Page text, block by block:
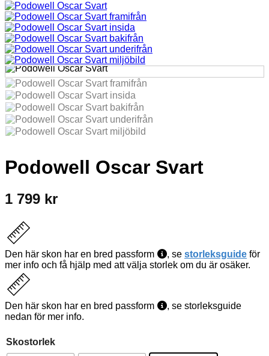
Podowell Oscar Svart
1 799 kr
Den här skon har en bred passform , se storleksguide för
mer info och få hjälp med att välja storlek om du är osäker.
Den här skon har en bred passform
, se storleksguide
nedan för mer info.
Skostorlek